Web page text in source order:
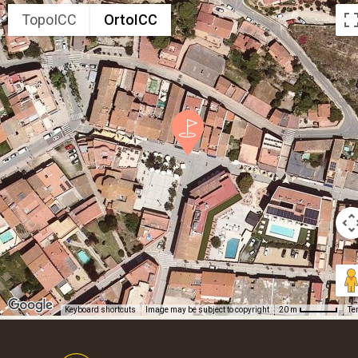
TopoICC OrtoICC
Keyboard shortcuts Image may be subject to copyright 20 m